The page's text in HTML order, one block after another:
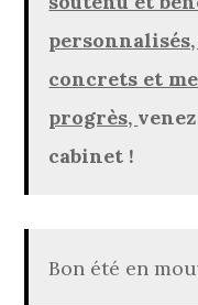
concrets et
progrès,
cabinet !
Bon été en